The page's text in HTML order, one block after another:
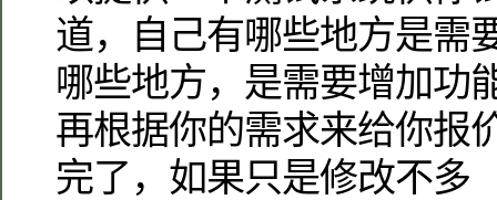
道，自己有哪些地方是需
哪些地方，是需要增加功
再根据你的需求来给你报
完了，如果只是修改不多